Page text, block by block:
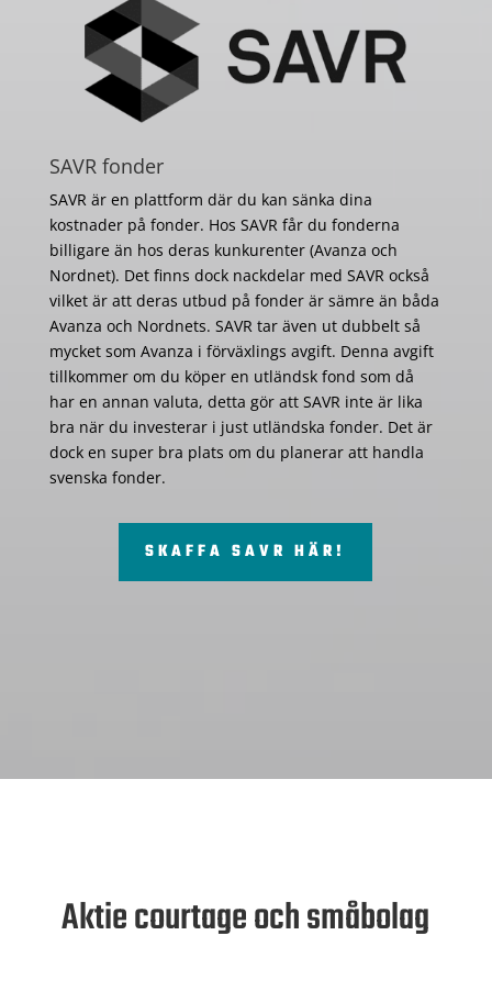
SAVR fonder
SAVR är en plattform där du kan sänka dina
kostnader på fonder. Hos SAVR får du fonderna
billigare än hos deras kunkurenter (Avanza och
Nordnet). Det finns dock nackdelar med SAVR också
vilket är att deras utbud på fonder är sämre än båda
Avanza och Nordnets. SAVR tar även ut dubbelt så
mycket som Avanza i förväxlings avgift. Denna avgift
tillkommer om du köper en utländsk fond som då
har en annan valuta, detta gör att SAVR inte är lika
bra när du investerar i just utländska fonder. Det är
dock en super bra plats om du planerar att handla
svenska fonder.
SKAFFA SAVR HÄR!
Aktie courtage och småbolag